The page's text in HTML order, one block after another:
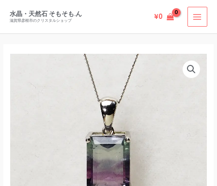
水晶・天然石 そもそも.ん
滋賀県彦根市のクリスタルショップ ¥0